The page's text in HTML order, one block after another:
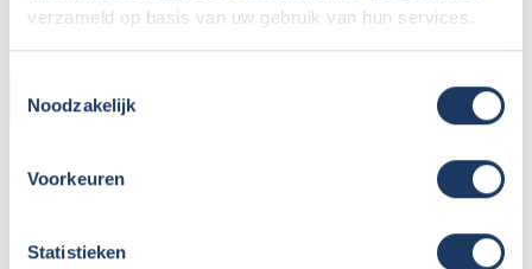
verzameld op basis van uw gebruik van hun services.
Noodzakelijk
Voorkeuren
Statistieken
HUURDER
Plaats / Provincie: